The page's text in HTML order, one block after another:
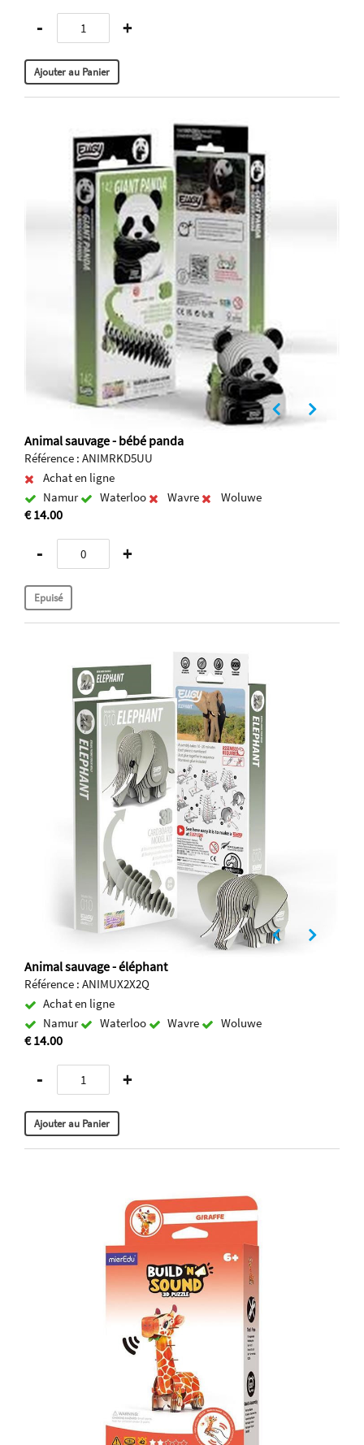
- +
Animal sauvage - bébé panda
Référence : ANIMRKD5UU
Achat en ligne
Namur
Waterloo Wavre Woluwe
€ 14.00
- +
Animal sauvage - éléphant
Référence : ANIMUX2X2Q
Achat en ligne
Namur
Waterloo Wavre Woluwe
€ 14.00
- +